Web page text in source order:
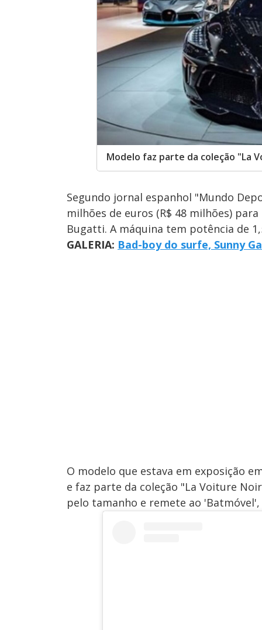
Modelo faz parte da coleção "La
Segundo jornal espanhol "Mundo
milhões de euros (R$ 48 milhões)
Bugatti. A máquina tem potência de
GALERIA: Bad-boy do surfe, Sunny
O modelo que estava em exposição
e faz parte da coleção "La Voiture
pelo tamanho e remete ao